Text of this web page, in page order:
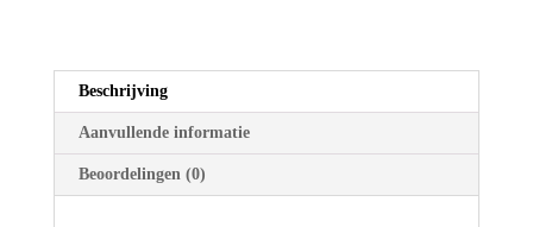
Beschrijving
Aanvullende informatie
Beoordelingen (0)